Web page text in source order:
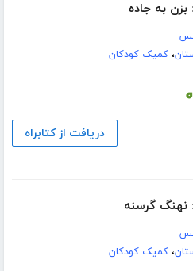
،کمیک کودکان
دریافت از کتابراه
،کمیک کودکان